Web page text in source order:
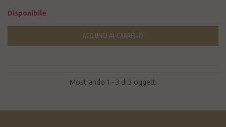
Disponibile
AGGIUNGI AL CARRELLO
Mostrando 1 - 3 di 3 oggetti